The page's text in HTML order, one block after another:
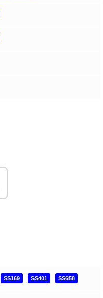
SS169 SS401 SS658